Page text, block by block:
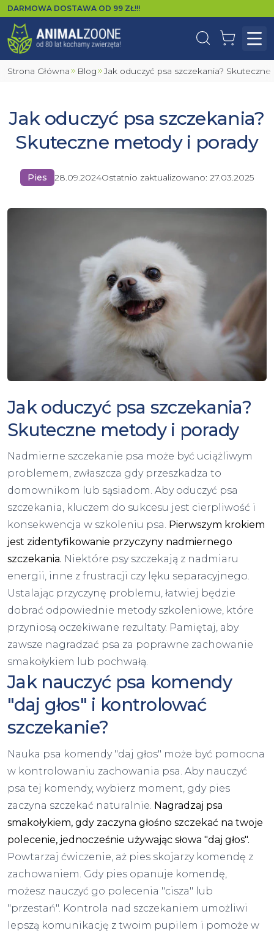
DARMOWA DOSTAWA OD 99 ZŁ!!!
WyszukajKoszyk
Strona Główna Blog Jak oduczyć psa szczekania?
Jak oduczyć psa szczekania?
Skuteczne metody i porady
Pies 28.09.2024Ostatnio zaktualizowano: 27.03.2025
Jak oduczyć psa szczekania?
Skuteczne metody i porady
Nadmierne szczekanie psa może być uciążliwym
problemem, zwłaszcza gdy przeszkadza to
domownikom lub sąsiadom. Aby oduczyć psa
szczekania, kluczem do sukcesu jest cierpliwość i
konsekwencja w szkoleniu psa. Pierwszym krokiem
jest zidentyfikowanie przyczyny nadmiernego
szczekania. Niektóre psy szczekają z nadmiaru
energii, inne z frustracji czy lęku separacyjnego.
Ustalając przyczynę problemu, łatwiej będzie
dobrać odpowiednie metody szkoleniowe, które
przyniosą oczekiwane rezultaty. Pamiętaj, aby
zawsze nagradzać psa za poprawne zachowanie
smakołykiem lub pochwałą.
Jak nauczyć psa komendy
"daj głos" i kontrolować
szczekanie?
Nauka psa komendy "daj głos" może być pomocna
w kontrolowaniu zachowania psa. Aby nauczyć
psa tej komendy, wybierz moment, gdy pies
zaczyna szczekać naturalnie. Nagradzaj psa
smakołykiem, gdy zaczyna głośno szczekać na twoje
polecenie, jednocześnie używając słowa "daj głos".
Powtarzaj ćwiczenie, aż pies skojarzy komendę z
zachowaniem. Gdy pies opanuje komendę,
możesz nauczyć go polecenia "cisza" lub
"przestań". Kontrola nad szczekaniem umożliwi
lepszą komunikację z twoim pupilem i pomoże w